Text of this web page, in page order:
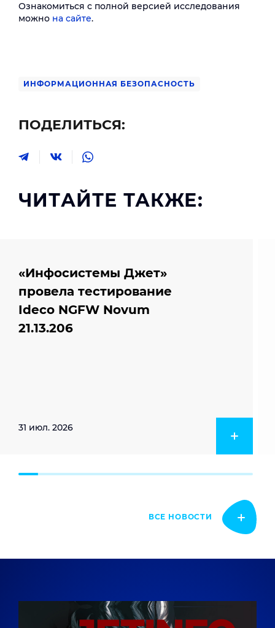
Ознакомиться с полной версией исследования
можно на сайте.
ИНФОРМАЦИОННАЯ БЕЗОПАСНОСТЬ
ПОДЕЛИТЬСЯ:
ЧИТАЙТЕ ТАКЖЕ:
«Инфосистемы Джет»
провела тестирование
Ideco NGFW Novum
21.13.206
31 июл. 2026
ВСЕ НОВОСТИ